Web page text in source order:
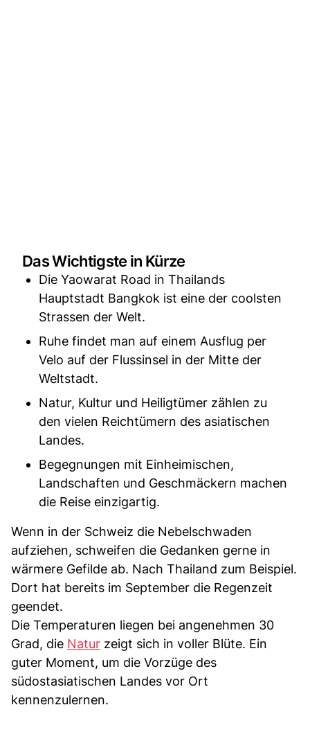
Das Wichtigste in Kürze
Die Yaowarat Road in Thailands
Hauptstadt Bangkok ist eine der coolsten
Strassen der Welt.
Ruhe findet man auf einem Ausflug per
Velo auf der Flussinsel in der Mitte der
Weltstadt.
Natur, Kultur und Heiligtümer zählen zu
den vielen Reichtümern des asiatischen
Landes.
Begegnungen mit Einheimischen,
Landschaften und Geschmäckern machen
die Reise einzigartig.
Wenn in der Schweiz die Nebelschwaden
aufziehen, schweifen die Gedanken gerne in
wärmere Gefilde ab. Nach Thailand zum Beispiel.
Dort hat bereits im September die Regenzeit
geendet.
Die Temperaturen liegen bei angenehmen 30
Grad, die Natur zeigt sich in voller Blüte. Ein
guter Moment, um die Vorzüge des
südostasiatischen Landes vor Ort
kennenzulernen.